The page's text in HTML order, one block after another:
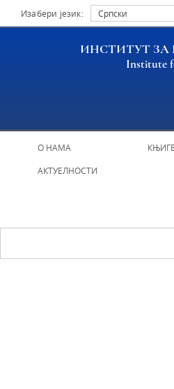
Изабери језик: Српски
ИНСТИТУТ ЗА
Institute
О НАМА
АКТУЕЛНОСТИ
КЊИГЕ